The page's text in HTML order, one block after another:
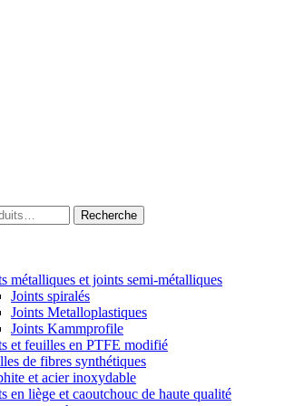
Recherche
métalliques et joints semi-métalliques
Joints spiralés
Joints Metalloplastiques
Joints Kammprofile
et feuilles en PTFE modifié
de fibres synthétiques
et acier inoxydable
en liège et caoutchouc de haute qualité